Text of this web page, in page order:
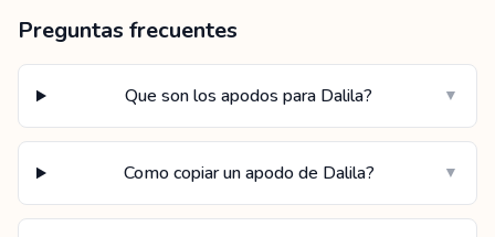
Preguntas frecuentes
Que son los apodos para Dalila? ▼
Como copiar un apodo de Dalila? ▼